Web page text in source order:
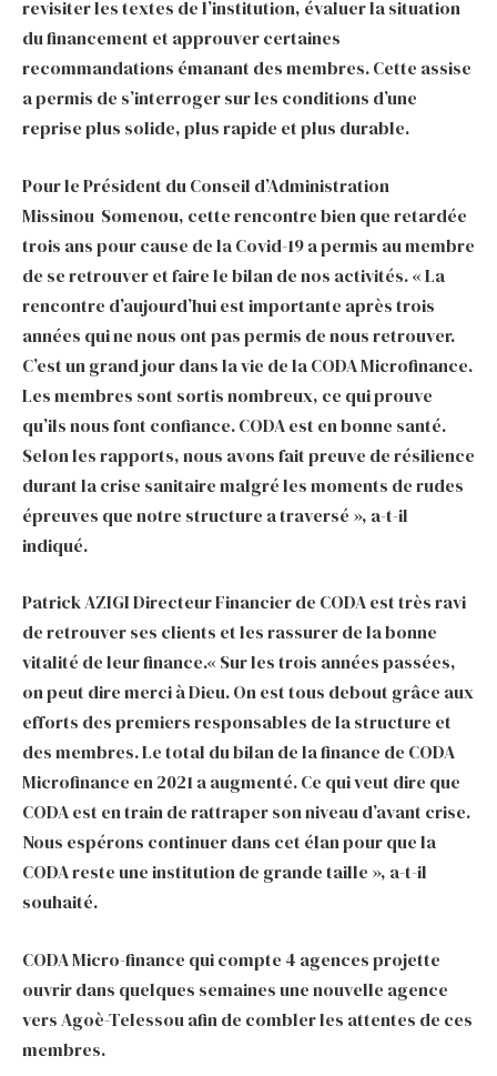
revisiter les textes de l’institution, évaluer la situation
du financement et approuver certaines
recommandations émanant des membres. Cette assise
a permis de s’interroger sur les conditions d’une
reprise plus solide, plus rapide et plus durable.
Pour le Président du Conseil d’Administration
Missinou Somenou, cette rencontre bien que retardée
trois ans pour cause de la Covid-19 a permis au membre
de se retrouver et faire le bilan de nos activités. « La
rencontre d’aujourd’hui est importante après trois
années qui ne nous ont pas permis de nous retrouver.
C’est un grand jour dans la vie de la CODA Microfinance.
Les membres sont sortis nombreux, ce qui prouve
qu’ils nous font confiance. CODA est en bonne santé.
Selon les rapports, nous avons fait preuve de résilience
durant la crise sanitaire malgré les moments de rudes
épreuves que notre structure a traversé », a-t-il
indiqué.
Patrick AZIGI Directeur Financier de CODA est très ravi
de retrouver ses clients et les rassurer de la bonne
vitalité de leur finance.« Sur les trois années passées,
on peut dire merci à Dieu. On est tous debout grâce aux
efforts des premiers responsables de la structure et
des membres. Le total du bilan de la finance de CODA
Microfinance en 2021 a augmenté. Ce qui veut dire que
CODA est en train de rattraper son niveau d’avant crise.
Nous espérons continuer dans cet élan pour que la
CODA reste une institution de grande taille », a-t-il
souhaité.
CODA Micro-finance qui compte 4 agences projette
ouvrir dans quelques semaines une nouvelle agence
vers Agoè-Telessou afin de combler les attentes de ces
membres.